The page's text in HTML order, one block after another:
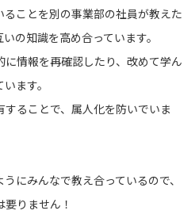
ことを別の事業部の社員が教えた
の知識を高め合っています。
情報を再確認したり、改めて学ん
ます。
ることで、属人化を防いでいま
にみんなで教え合っているので、
りません！